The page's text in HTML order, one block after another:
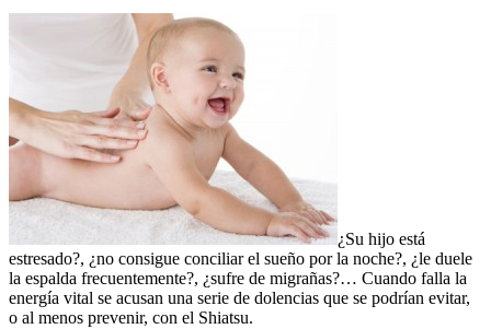
¿Su hijo está
estresado?, ¿no consigue conciliar el sueño por la noche?, ¿le duele
la espalda frecuentemente?, ¿sufre de migrañas?… Cuando falla la
energía vital se acusan una serie de dolencias que se podrían evitar,
o al menos prevenir, con el Shiatsu.